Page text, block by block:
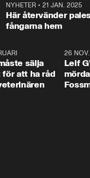
NYHETER •21 JAN. 2025
Här återvänder
fångarna hem
sälja
för att ha råd
26
Leif